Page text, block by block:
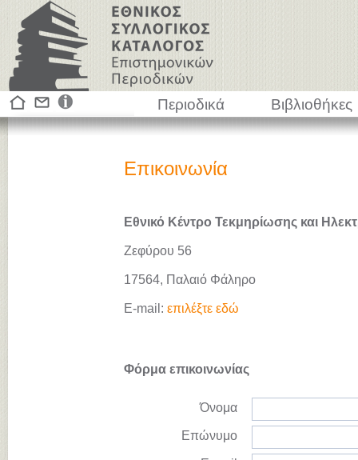
Περιοδικά Βιβλιοθήκες
Επικοινωνία
Εθνικό Κέντρο Τεκμηρίωσης και
Ζεφύρου 56
17564, Παλαιό Φάληρο
E-mail: επιλέξτε εδώ
Φόρμα επικοινωνίας
Όνομα
Επώνυμο